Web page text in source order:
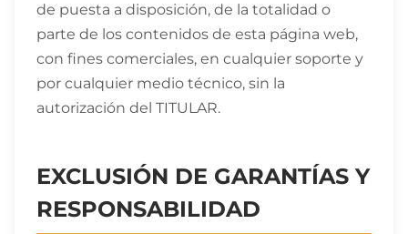
de puesta a disposición, de la totalidad o
parte de los contenidos de esta página web,
con fines comerciales, en cualquier soporte y
por cualquier medio técnico, sin la
autorización del TITULAR.
EXCLUSIÓN DE GARANTÍAS Y
RESPONSABILIDAD